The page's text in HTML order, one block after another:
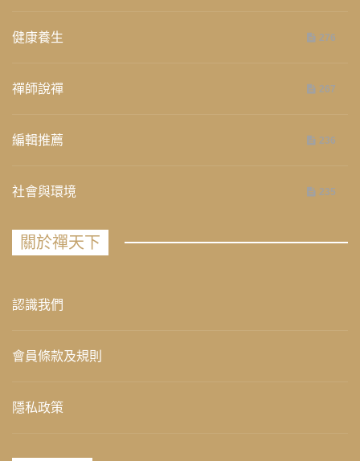
健康養生 276
禪師說禪 267
編輯推薦 236
社會與環境 235
關於禪天下
認識我們
會員條款及規則
隱私政策